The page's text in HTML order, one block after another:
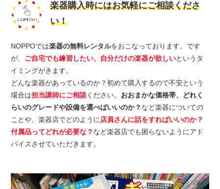
楽器購入時にはお気軽にご相談くださ
い！
NOPPOでは楽器の無料レンタルをおこなっております。です
が、 ご自宅でも練習したい、自分だけの楽器が欲しいというタ
イミングがきます。
どんな楽器があっているのか？初めて購入するので不安という
場合は担当講師にご相談ください。 おおまかな価格帯、どれく
らいのグレードや設備を選べばいいのか？ など楽器についての
ことや、楽器店でどのように 店員さんに話をすればいいのか？
付属品ってどれが必要な？ など楽器店でも困らないようにアド
バイスさせていただきます。